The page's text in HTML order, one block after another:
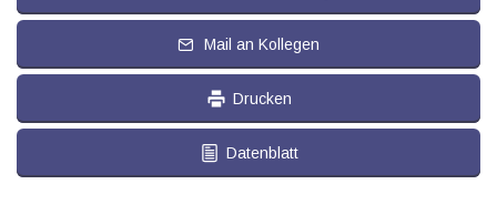
Mail an Kollegen
Drucken
Datenblatt